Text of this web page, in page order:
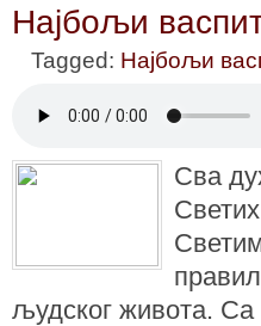
Најбољи
Tagged: Најбољи
Сва
људског живота.